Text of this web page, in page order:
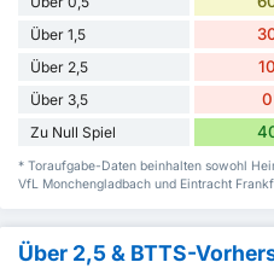
Über 1,5
Über 2,5
Über 3,5
Zu Null Spiel
* Toraufgabe-Daten beinhalten sowohl
VfL Monchengladbach und Eintracht
Über 2,5 & BTTS-